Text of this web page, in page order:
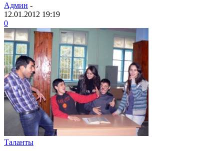
Админ -
12.01.2012 19:19
0
Таланты